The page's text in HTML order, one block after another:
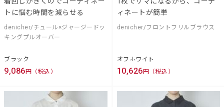
トに悩む時間を減らせる
denicher/チュール×ジャージードッ
キングプルオーバー
ブラック
9,086円（税込）
ィネートが簡単
denicher/フロントフリルブラウス
オフホワイト
10,626円（税込）